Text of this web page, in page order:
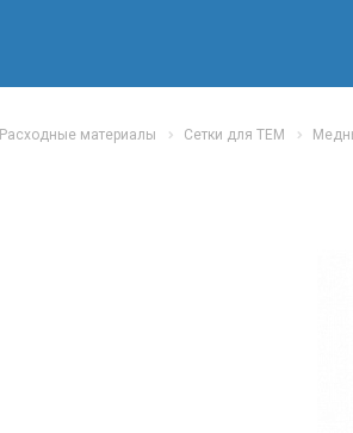
Расходные материалы Сетки для TEM